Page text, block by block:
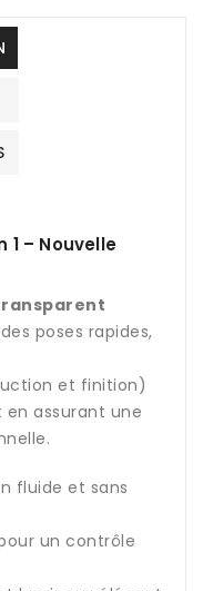
1 – Nouvelle
poses rapides,
et finition)
assurant une
fluide et sans
un contrôle